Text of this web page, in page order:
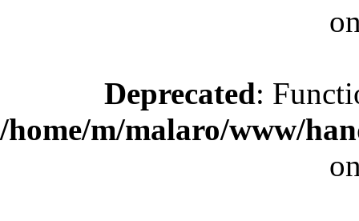
Deprecated:
/home/m/malaro/www/